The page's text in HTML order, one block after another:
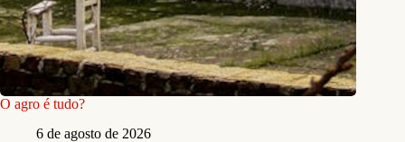
O agro é tudo?
6 de agosto de 2026